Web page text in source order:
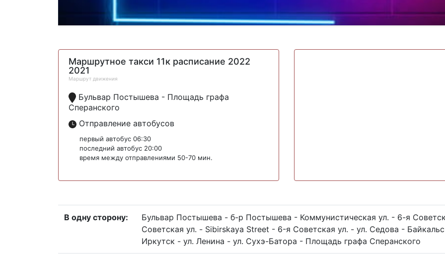
Маршрутное такси 11к расписание 2022
2021
Маршрут движения
Бульвар Постышева - Площадь графа
Сперанского
Отправление автобусов
первый автобус 06:30
последний автобус 20:00
время между отправлениями 50-70 мин.
В одну сторону:
Бульвар Постышева - б-р Постышева - Коммунистическая ул. - 6-я
Советская ул. - Sibirskaya Street - 6-я Советская ул. - ул. Седова -
Иркутск - ул. Ленина - ул. Сухэ-Батора - Площадь графа Сперанского